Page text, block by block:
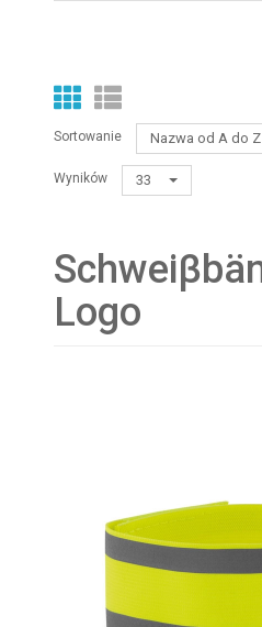
Sortowanie Nazwa od A do Z
Wyników 33
Logo